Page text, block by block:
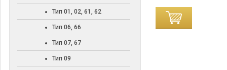
Тип 01, 02, 61, 62
Тип 06, 66
Тип 07, 67
Тип 09